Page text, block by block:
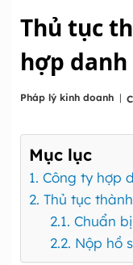
Thủ tục
hợp danh
Pháp lý kinh doanh |
Mục lục
1. Công ty hợp
2. Thủ tục
2.1. Chuẩn
2.2. Nộp hồ